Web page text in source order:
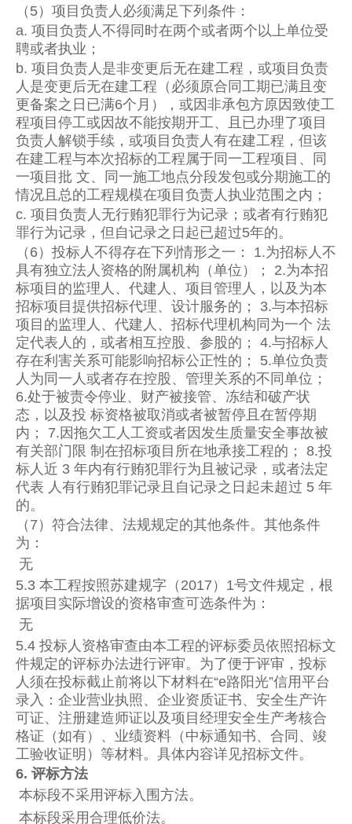
（5）项目负责人必须满足下列条件：
a. 项目负责人不得同时在两个或者两个以上单位受
聘或者执业；
b. 项目负责人是非变更后无在建工程，或项目负责
人是变更后无在建工程（必须原合同工期已满且变
更备案之日已满6个月），或因非承包方原因致使工
程项目停工或因故不能按期开工、且已办理了项目
负责人解锁手续，或项目负责人有在建工程，但该
在建工程与本次招标的工程属于同一工程项目、同
一项目批 文、同一施工地点分段发包或分期施工的
情况且总的工程规模在项目负责人执业范围之内；
c. 项目负责人无行贿犯罪行为记录；或者有行贿犯
罪行为记录，但自记录之日起已超过5年的。
（6）投标人不得存在下列情形之一： 1.为招标人不
具有独立法人资格的附属机构（单位）； 2.为本招
标项目的监理人、代建人、项目管理人，以及为本
招标项目提供招标代理、设计服务的； 3.与本招标
项目的监理人、代建人、招标代理机构同为一个 法
定代表人的，或者相互控股、参股的； 4.与招标人
存在利害关系可能影响招标公正性的； 5.单位负责
人为同一人或者存在控股、管理关系的不同单位；
6.处于被责令停业、财产被接管、冻结和破产状
态，以及投 标资格被取消或者被暂停且在暂停期
内； 7.因拖欠工人工资或者因发生质量安全事故被
有关部门限 制在招标项目所在地承接工程的； 8.投
标人近 3 年内有行贿犯罪行为且被记录，或者法定
代表 人有行贿犯罪记录且自记录之日起未超过 5 年
的。
（7）符合法律、法规规定的其他条件。其他条件
为：
无
5.3 本工程按照苏建规字（2017）1号文件规定，根
据项目实际增设的资格审查可选条件为：
无
5.4 投标人资格审查由本工程的评标委员依照招标文
件规定的评标办法进行评审。为了便于评审，投标
人须在投标截止前将以下材料在“e路阳光”信用平台
录入：企业营业执照、企业资质证书、安全生产许
可证、注册建造师证以及项目经理安全生产考核合
格证（如有）、业绩资料（中标通知书、合同、竣
工验收证明）等材料。具体内容详见招标文件。
6. 评标方法
本标段不采用评标入围方法。
本标段采用合理低价法。